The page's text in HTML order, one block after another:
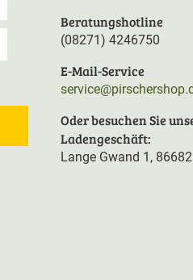
Beratungshotline
(08271) 4246750
E-Mail-Service
Oder besuchen Sie
Ladengeschäft:
Lange Gwand 1,